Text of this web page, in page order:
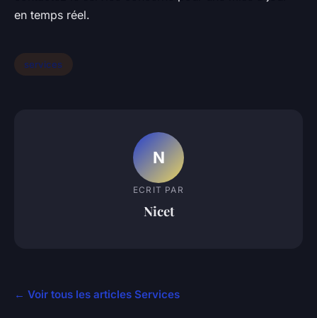
en temps réel.
services
N
ECRIT PAR
Nicet
← Voir tous les articles Services